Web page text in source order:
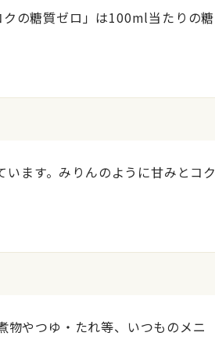
の糖質ゼロ」は100ml当たりの糖
います。みりんのように甘みとコク
物やつゆ・たれ等、いつものメニ